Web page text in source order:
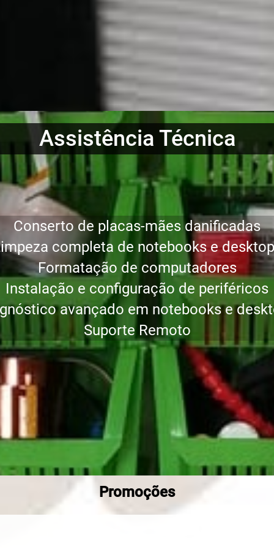
Assistência Técnica
Conserto de placas-mães danificadas
completa de notebooks e
Formatação de computadores
Instalação e configuração de periféricos
avançado em notebooks e
Suporte Remoto
Promoções